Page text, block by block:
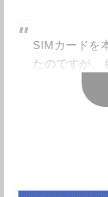
SIMカードを
たのですが、
に助かりまし
くれました！